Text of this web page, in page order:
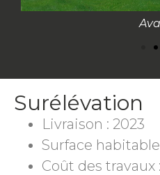
Surélévation
Livraison : 2023
Surface
Coût des travaux